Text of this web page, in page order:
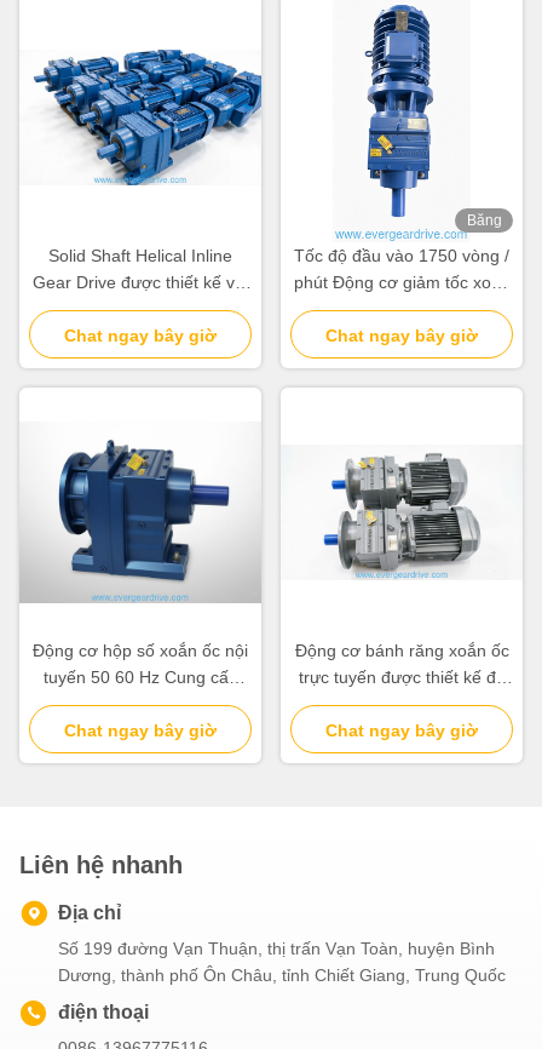
Solid Shaft Helical Inline
Gear Drive được thiết kế với
phương pháp làm mát thông
gió tự động hoặc thông gió
ép đảm bảo hoạt động
Chat ngay bây giờ
Băng
Tốc độ đầu vào 1750 vòng /
phút Động cơ giảm tốc xoắn
ốc nội tuyến Giảm một giai
đoạn có trục đầu ra rắn Lý
tưởng cho hệ thống băng tải
Chat ngay bây giờ
Động cơ hộp số xoắn ốc nội
tuyến 50 60 Hz Cung cấp
mô-men xoắn đầu ra 110
15300KNm Thích hợp cho
các hệ thống tự động hóa
Chat ngay bây giờ
Động cơ bánh răng xoắn ốc
trực tuyến được thiết kế để
xử lý tải trọng từ 6,2 kg đến
980 kg cho thiết bị công
nghiệp
Chat ngay bây giờ
Liên hệ nhanh
Địa chỉ
Số 199 đường Vạn Thuận, thị trấn Vạn Toàn, huyện Bình
Dương, thành phố Ôn Châu, tỉnh Chiết Giang, Trung Quốc
điện thoại